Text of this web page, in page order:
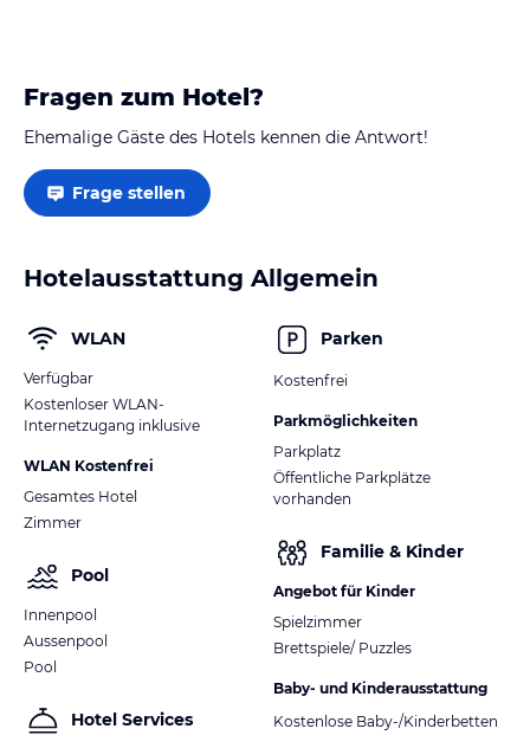
Fragen zum Hotel?
Ehemalige Gäste des Hotels kennen die Antwort!
Frage stellen
Hotelausstattung Allgemein
WLAN
Verfügbar
Kostenloser WLAN-
Internetzugang inklusive
WLAN Kostenfrei
Gesamtes Hotel
Zimmer
Pool
Innenpool
Aussenpool
Pool
Hotel Services
Parken
Kostenfrei
Parkmöglichkeiten
Parkplatz
Öffentliche Parkplätze
vorhanden
Familie & Kinder
Angebot für Kinder
Spielzimmer
Brettspiele/ Puzzles
Baby- und Kinderausstattung
Kostenlose Baby-/Kinderbetten